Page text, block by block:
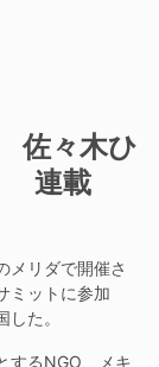
佐々木ひ
連載
リダで開催さ
ミットに参加
た。
するNGO、メキ